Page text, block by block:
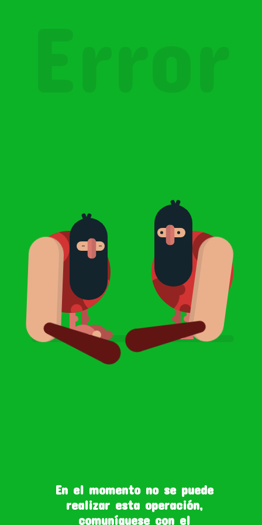
En el momento no se puede
realizar esta operación,
comuníquese con el